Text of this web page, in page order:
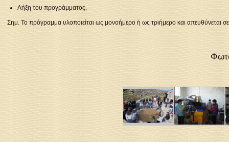
Λήξη του προγράμματος.
Σημ. Το πρόγραμμα υλοποιείται ως μονοήμερο ή ως τριήμερο και απευθύνεται